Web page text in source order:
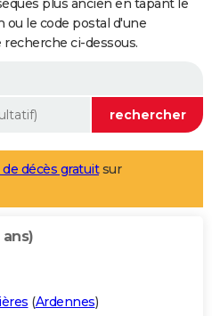
plus ancien en tapant le
le code postal d'une
ci-dessous.
de décès gratuitsur
(Ardennes)